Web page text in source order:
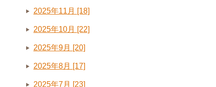
2025年11月 [18]
2025年10月 [22]
2025年9月 [20]
2025年8月 [17]
2025年7月 [23]